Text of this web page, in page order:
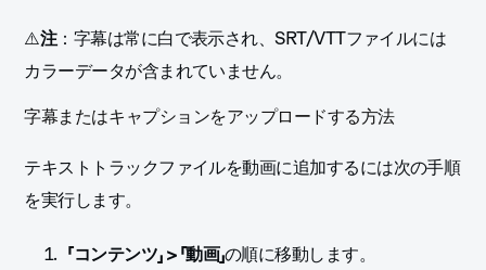
⚠️注： 字幕は常に白で表示され、SRT/VTTファイルには
カラーデータが含まれていません。
字幕またはキャプションをアップロードする方法
テキストトラックファイルを動画に追加するには次の手順
を実行します。
「コンテンツ」 > 「動画」の順に移動します。